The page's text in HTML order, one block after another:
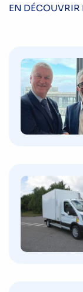
EN DÉCOUVRIR